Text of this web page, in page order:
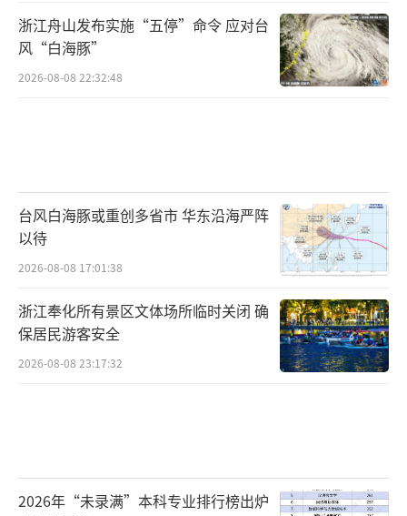
浙江舟山发布实施“五停”命令 应对台
风“白海豚”
2026-08-08 22:32:48
台风白海豚或重创多省市 华东沿海严阵
以待
2026-08-08 17:01:38
浙江奉化所有景区文体场所临时关闭 确
保居民游客安全
2026-08-08 23:17:32
2026年“未录满”本科专业排行榜出炉